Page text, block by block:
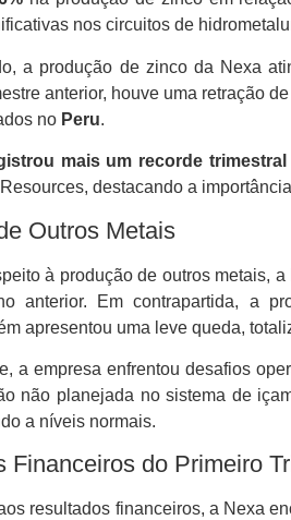
nos circuitos de
a produção de zinco da Nexa
anterior, houve uma retração de
no Peru.
mais um recorde
destacando a
Outros Metais
à produção de outros metais,
anterior. Em contrapartida, a
apresentou uma leve queda,
a empresa enfrentou desafios
não planejada no sistema de
a níveis normais.
Financeiros do Primeiro
resultados financeiros, a Nexa